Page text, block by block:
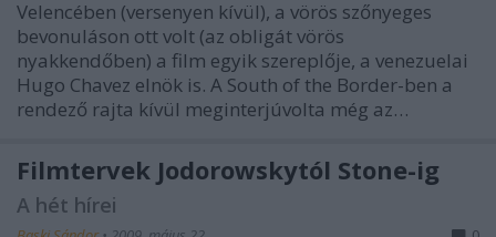
Velencében (versenyen kívül), a vörös szőnyeges
bevonuláson ott volt (az obligát vörös
nyakkendőben) a film egyik szereplője, a venezuelai
Hugo Chavez elnök is. A South of the Border-ben a
rendező rajta kívül meginterjúvolta még az…
Filmtervek Jodorowskytól Stone-ig
A hét hírei